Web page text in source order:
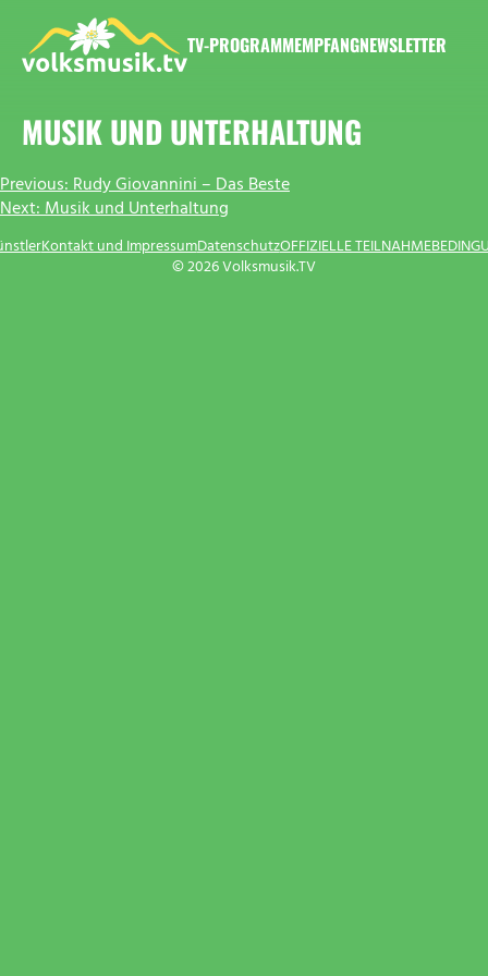
Inhalt
springen
TV-PROGRAMMEMPFANGNEWSLETTER
MUSIK UND UNTERHALTUNG
BEITRAGSNAVIGATION
Previous:Rudy Giovannini – Das Beste
Next:Musik und Unterhaltung
© 2026 Volksmusik.TV
Kontakt und ImpressumDatenschutzOFFIZIELLE